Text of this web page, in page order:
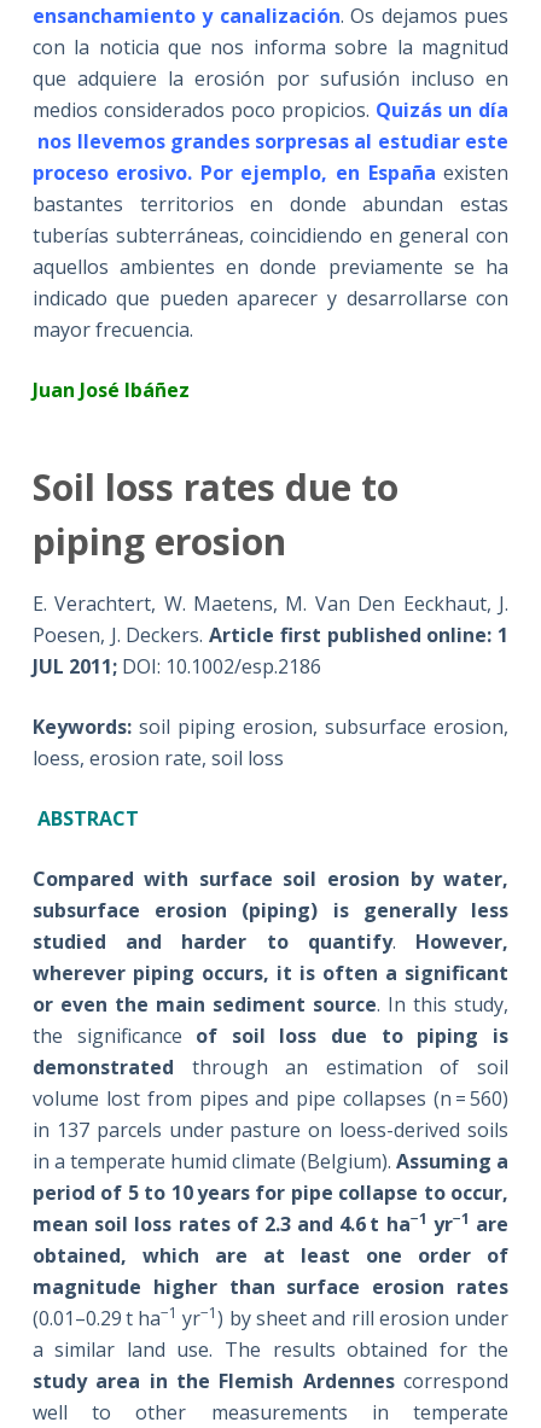
ensanchamiento y canalización. Os dejamos pues
con la noticia que nos informa sobre la magnitud
que adquiere la erosión por sufusión incluso en
medios considerados poco propicios. Quizás un día
nos llevemos grandes sorpresas al estudiar este
proceso erosivo. Por ejemplo, en España existen
bastantes territorios en donde abundan estas
tuberías subterráneas, coincidiendo en general con
aquellos ambientes en donde previamente se ha
indicado que pueden aparecer y desarrollarse con
mayor frecuencia.
Juan José Ibáñez
Soil loss rates due to
piping erosion
E. Verachtert, W. Maetens, M. Van Den Eeckhaut, J.
Poesen, J. Deckers.Article first published online: 1
JUL 2011; DOI: 10.1002/esp.2186
Keywords: soil piping erosion, subsurface erosion,
loess, erosion rate, soil loss
ABSTRACT
Compared with surface soil erosion by water,
subsurface erosion (piping) is generally less
studied and harder to quantify. However,
wherever piping occurs, it is often a significant
or even the main sediment source. In this study,
the significance of soil loss due to piping is
demonstrated through an estimation of soil
volume lost from pipes and pipe collapses (n = 560)
in 137 parcels under pasture on loess-derived soils
in a temperate humid climate (Belgium).Assuming a
period of 5 to 10 years for pipe collapse to occur,
mean soil loss rates of 2.3 and 4.6 t ha−1 yr−1 are
obtained, which are at least one order of
magnitude higher than surface erosion rates
(0.01–0.29 t ha−1 yr−1) by sheet and rill erosion under
a similar land use. The results obtained for the
study area in the Flemish Ardennescorrespond
well to other measurements in temperate